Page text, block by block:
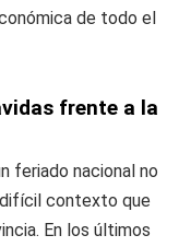
de todo el
frente a la
feriado nacional no
contexto que
En los últimos